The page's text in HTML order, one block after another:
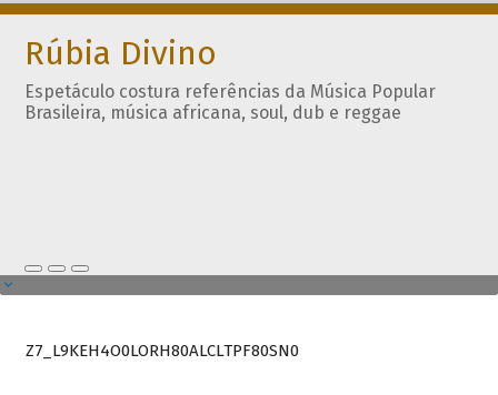
Rúbia Divino
Espetáculo costura referências da Música Popular
Brasileira, música africana, soul, dub e reggae
Z7_L9KEH4O0LORH80ALCLTPF80SN0